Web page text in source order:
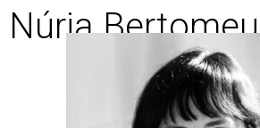
Núria Bertomeu